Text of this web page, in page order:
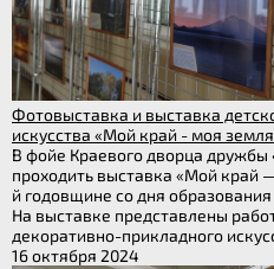
Фотовыставка и выставка
искусства «Мой край - моя
В фойе Краевого дворца дружбы
проходить выставка «Мой край
й годовщине со дня
На выставке представлены
декоративно-прикладного
16 октября 2024